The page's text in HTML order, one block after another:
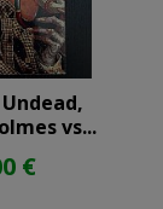
vs...
€